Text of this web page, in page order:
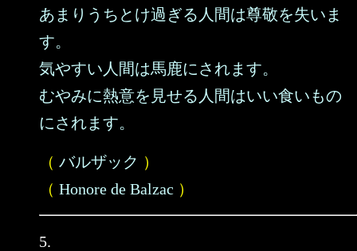
あまりうちとけ過ぎる人間は尊敬を失いま
す。
気やすい人間は馬鹿にされます。
むやみに熱意を見せる人間はいい食いもの
にされます。
（ バルザック ）
（ Honore de Balzac ）
5.